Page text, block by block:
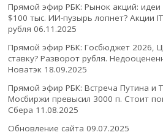
Прямой эфир РБК: Рынок акций:
$100 тыс. ИИ-пузырь лопнет? Акции
рубля 06.11.2025
Прямой эфир РБК: Госбюджет 2026,
ставку? Разворот рубля.
Новатэк 18.09.2025
Прямой эфир РБК: Встреча Путина и
Мосбиржи превысил 3000 п. Стоит
Сбера 11.08.2025
Обновление сайта 09.07.2025